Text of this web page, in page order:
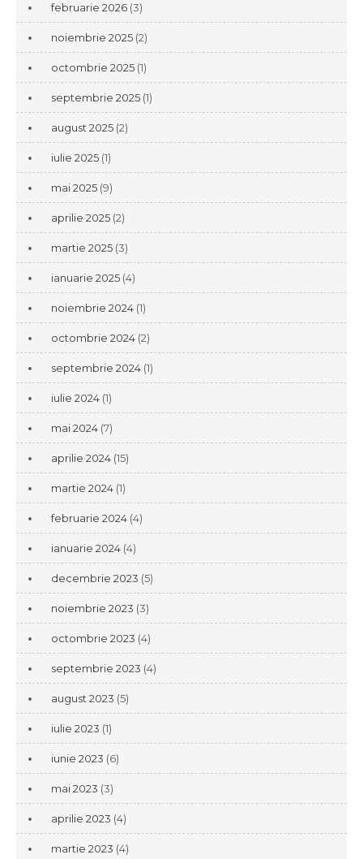
februarie 2026 (3)
noiembrie 2025 (2)
octombrie 2025 (1)
septembrie 2025 (1)
august 2025 (2)
iulie 2025 (1)
mai 2025 (9)
aprilie 2025 (2)
martie 2025 (3)
ianuarie 2025 (4)
noiembrie 2024 (1)
octombrie 2024 (2)
septembrie 2024 (1)
iulie 2024 (1)
mai 2024 (7)
aprilie 2024 (15)
martie 2024 (1)
februarie 2024 (4)
ianuarie 2024 (4)
decembrie 2023 (5)
noiembrie 2023 (3)
octombrie 2023 (4)
septembrie 2023 (4)
august 2023 (5)
iulie 2023 (1)
iunie 2023 (6)
mai 2023 (3)
aprilie 2023 (4)
martie 2023 (4)